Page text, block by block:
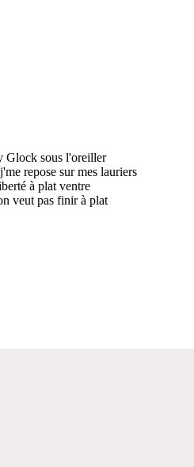
Glock sous l'oreiller
repose sur mes lauriers
à plat ventre
veut pas finir à plat